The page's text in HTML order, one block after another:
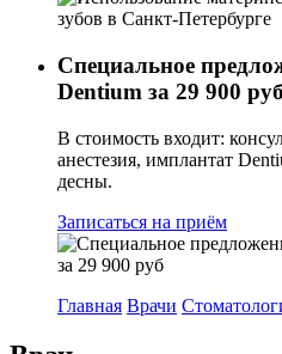
Специальное
Dentium за 29 900 руб
В стоимость входит:
анестезия, имплантат
десны.
Записаться на приём
Главная Врачи